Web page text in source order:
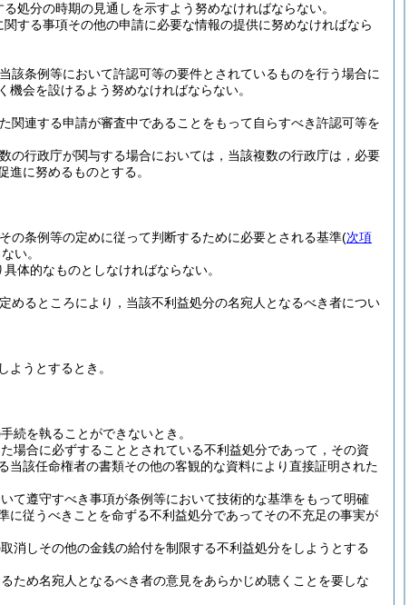
処分の時期の見通しを示すよう努めなければならない。
する事項その他の申請に必要な情報の提供に努めなければなら
条例等において許認可等の要件とされているものを行う場合に
会を設けるよう努めなければならない。
関連する申請が審査中であることをもって自らすべき許認可等を
の行政庁が関与する場合においては，当該複数の行政庁は，必要
に努めるものとする。
の条例等の定めに従って判断するために必要とされる基準(次項
い。
体的なものとしなければならない。
めるところにより，当該不利益処分の名宛人となるべき者につい
うとするとき。
続を執ることができないとき。
場合に必ずすることとされている不利益処分であって，その資
該任命権者の書類その他の客観的な資料により直接証明された
て遵守すべき事項が条例等において技術的な基準をもって明確
従うべきことを命ずる不利益処分であってその不充足の事実が
消しその他の金銭の給付を制限する不利益処分をしようとする
ため名宛人となるべき者の意見をあらかじめ聴くことを要しな